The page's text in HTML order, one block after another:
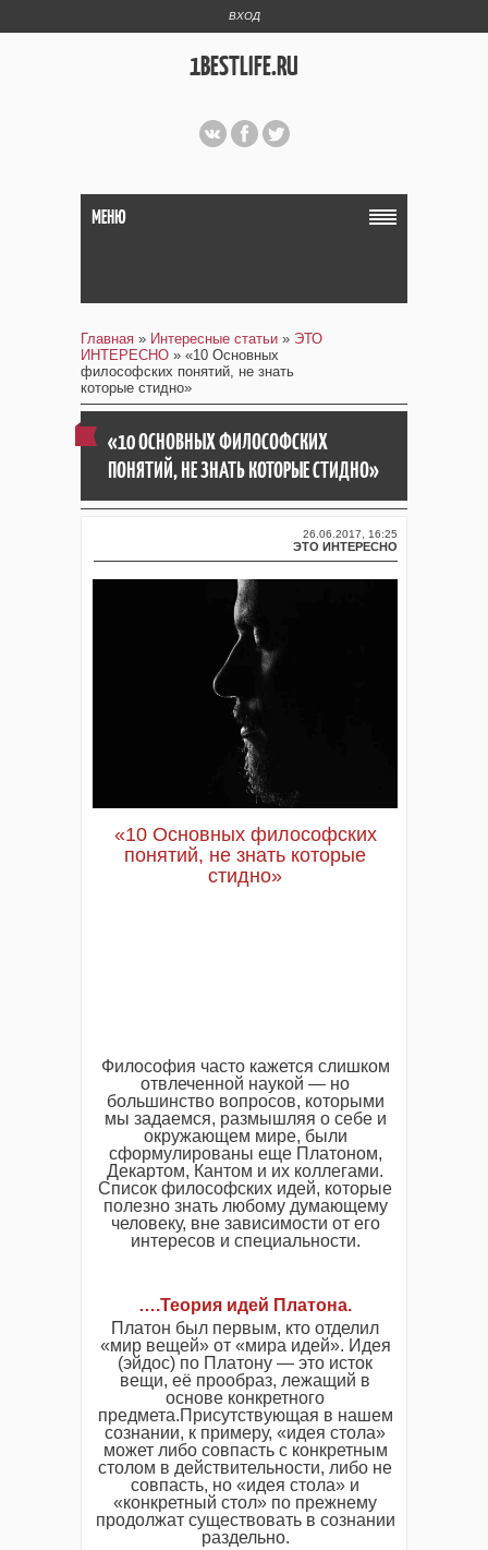
ВХОД
1BESTLIFE.RU
МЕНЮ
Главная » Интересные статьи » ЭТО
ИНТЕРЕСНО » «10 Основных
философских понятий, не знать
которые стидно»
«10 ОСНОВНЫХ ФИЛОСОФСКИХ
ПОНЯТИЙ, НЕ ЗНАТЬ КОТОРЫЕ СТИДНО»
26.06.2017, 16:25
ЭТО ИНТЕРЕСНО
«10 Основных философских
понятий, не знать которые
стидно»
Философия часто кажется слишком
отвлеченной наукой — но
большинство вопросов, которыми
мы задаемся, размышляя о себе и
окружающем мире, были
сформулированы еще Платоном,
Декартом, Кантом и их коллегами.
Список философских идей, которые
полезно знать любому думающему
человеку, вне зависимости от его
интересов и специальности.
….Теория идей Платона.
Платон был первым, кто отделил
«мир вещей» от «мира идей». Идея
(эйдос) по Платону — это исток
вещи, её прообраз, лежащий в
основе конкретного
предмета.Присутствующая в нашем
сознании, к примеру, «идея стола»
может либо совпасть с конкретным
столом в действительности, либо не
совпасть, но «идея стола» и
«конкретный стол» по прежнему
продолжат существовать в сознании
раздельно.